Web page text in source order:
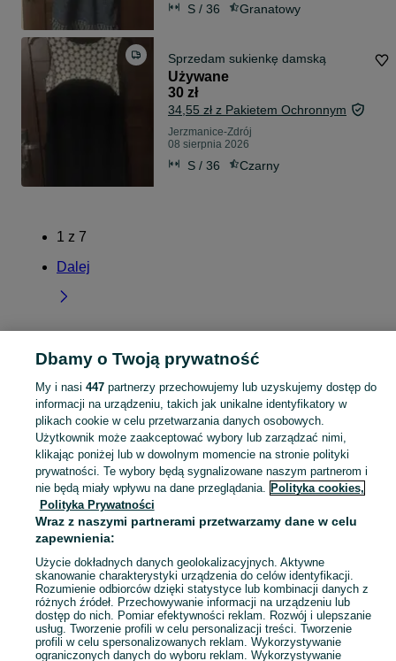
S / 36 Granatowy
Sprzedam sukienkę damską
Używane
30 zł
34,55 zł z Pakietem Ochronnym
Jerzmanice-Zdrój
08 sierpnia 2026
S / 36 Czarny
1 z 7
Dalej
Strona główna Dolnośląskie Jerzmanice-Zdrój
KATEGORIA
Zobacz
Mapa kategorii
Mapa miejscowości
Mapa ministron
Popularne wyszukiwania
Dbamy o Twoją prywatność
My i nasi 447partnerzy przechowujemy lub uzyskujemy dostęp do
informacji na urządzeniu, takich jak unikalne identyfikatory w
plikach cookie w celu przetwarzania danych osobowych.
Użytkownik może zaakceptować wybory lub zarządzać nimi,
klikając poniżej lub w dowolnym momencie na stronie polityki
prywatności. Te wybory będą sygnalizowane naszym partnerom i
nie będą miały wpływu na dane przeglądania. Polityka cookies,
Polityka Prywatności
Wraz z naszymi partnerami przetwarzamy dane w celu
zapewnienia:
Użycie dokładnych danych geolokalizacyjnych. Aktywne
skanowanie charakterystyki urządzenia do celów identyfikacji.
Rozumienie odbiorców dzięki statystyce lub kombinacji danych z
różnych źródeł. Przechowywanie informacji na urządzeniu lub
dostęp do nich. Pomiar efektywności reklam. Rozwój i ulepszanie
usług. Tworzenie profili w celu personalizacji treści. Tworzenie
profili w celu spersonalizowanych reklam. Wykorzystywanie
ograniczonych danych do wyboru reklam. Wykorzystywanie